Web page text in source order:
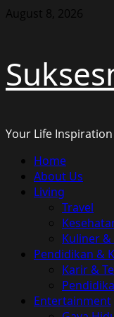
Skip
August 8, 2026
Your Life Inspiration
Primary
Menu
Home
About Us
Living
Travel
Kuliner
Pendidikan &
Karir &
Entertainment